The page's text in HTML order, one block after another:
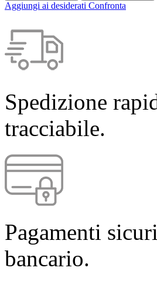
Aggiungi ai desiderati Confronta
Spedizione
tracciabile.
Pagamenti
bancario.